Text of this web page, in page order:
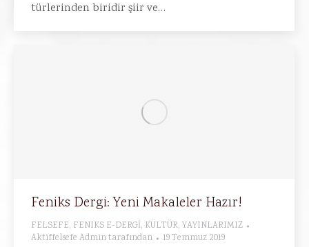
türlerinden biridir şiir ve…
Feniks Dergi: Yeni Makaleler Hazır!
FELSEFE, FENIKS E-DERGİ, KÜLTÜR, YAYINLARIMIZ
Aktiffelsefe Admintarafından 19 Temmuz 2019